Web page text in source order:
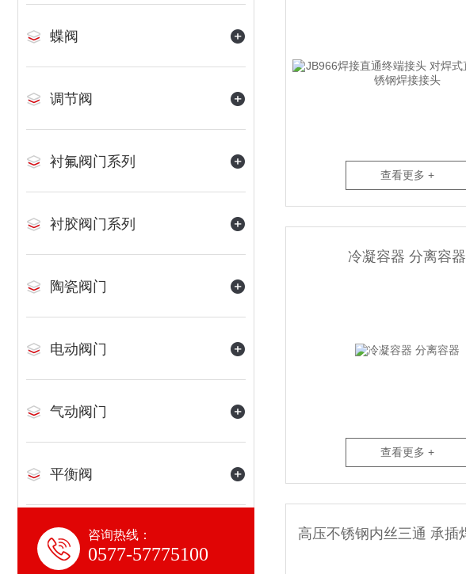
蝶阀
调节阀
衬氟阀门系列
衬胶阀门系列
陶瓷阀门
电动阀门
气动阀门
平衡阀
水力控制阀
咨询热线：
0577-57775100
查看更多 +
冷凝容器 分离容器
查看更多 +